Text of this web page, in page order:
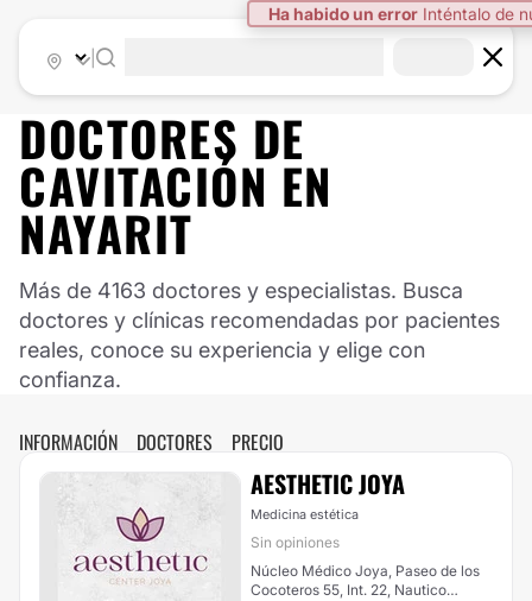
Ha habido un error Inténtalo de
DOCTORES DE
CAVITACIÓN EN
NAYARIT
Más de 4163 doctores y especialistas. Busca
doctores y clínicas recomendadas por pacientes
reales, conoce su experiencia y elige con
confianza.
INFORMACIÓN DOCTORES PRECIO
AESTHETIC JOYA
Medicina estética
Sin opiniones
Núcleo Médico Joya, Paseo de los
Cocoteros 55, Int. 22, Nautico